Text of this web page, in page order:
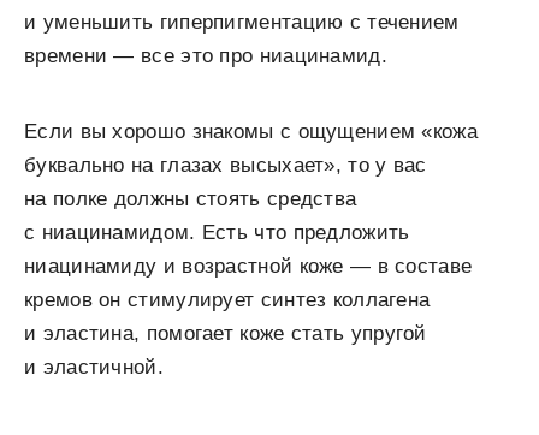
и уменьшить гиперпигментацию с течением
времени — все это про ниацинамид.
Если вы хорошо знакомы с ощущением «кожа
буквально на глазах высыхает», то у вас
на полке должны стоять средства
с ниацинамидом. Есть что предложить
ниацинамиду и возрастной коже — в составе
кремов он стимулирует синтез коллагена
и эластина, помогает коже стать упругой
и эластичной.